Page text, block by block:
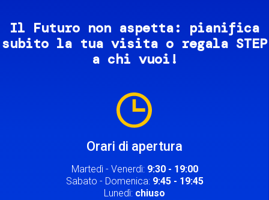
Il Futuro non aspetta: pianifica
subito la tua visita o regala STEP
a chi vuoi!
Orari di apertura
Martedì - Venerdì: 9:30 - 19:00
Sabato - Domenica: 9:45 - 19:45
Lunedì: chiuso